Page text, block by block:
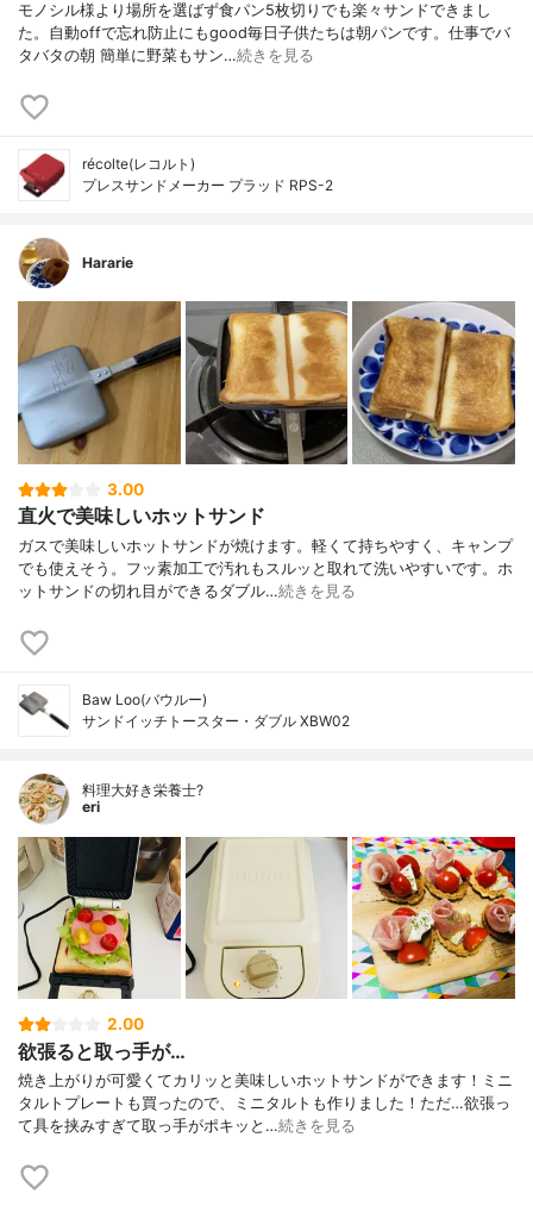
モノシル様より場所を選ばず食パン5枚切りでも楽々サンドできまし
た。自動offで忘れ防止にもgood毎日子供たちは朝パンです。仕事でバ
タバタの朝 簡単に野菜もサン…続きを見る
récolte(レコルト)
プレスサンドメーカー プラッド RPS-2
Hararie
3.00
直火で美味しいホットサンド
ガスで美味しいホットサンドが焼けます。軽くて持ちやすく、キャンプ
でも使えそう。フッ素加工で汚れもスルッと取れて洗いやすいです。ホ
ットサンドの切れ目ができるダブル…続きを見る
Baw Loo(バウルー)
サンドイッチトースター・ダブル XBW02
料理大好き栄養士?
eri
2.00
欲張ると取っ手が…
焼き上がりが可愛くてカリッと美味しいホットサンドができます！ミニ
タルトプレートも買ったので、ミニタルトも作りました！ただ…欲張っ
て具を挟みすぎて取っ手がポキッと…続きを見る